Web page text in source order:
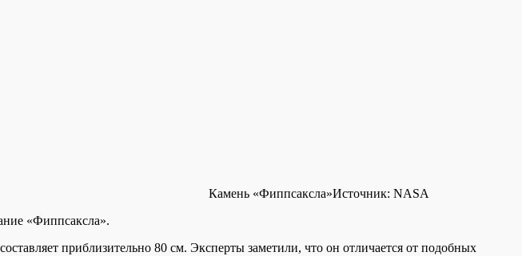
Камень «Фиппсаксла»Источник: NASA
«Фиппсаксла».
приблизительно 80 см. Эксперты заметили, что он отличается от подобных